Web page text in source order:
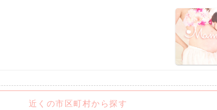
近くの市区町村から探す